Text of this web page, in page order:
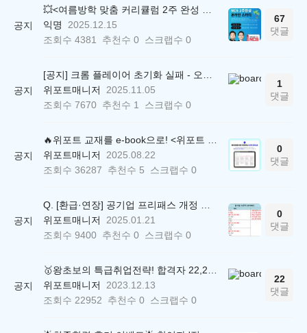
공지
익명
2025.12.15
조회수 4381 추천수 0 스크랩수 0
67
댓글
공지
위포트매니저
2025.11.05
조회수 7670 추천수 1 스크랩수 0
1
댓글
공지
위포트매니저
2025.08.22
조회수 36287 추천수 5 스크랩수 0
0
댓글
공지
위포트매니저
2025.01.21
조회수 9400 추천수 0 스크랩수 0
0
댓글
공지
위포트매니저
2023.12.13
조회수 22952 추천수 0 스크랩수 0
22
댓글